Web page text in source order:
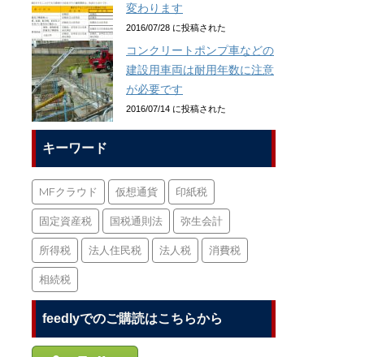
変わります
2016/07/28 に投稿された
コンクリートポンプ車などの
建設用車両は耐用年数に注意
が必要です
2016/07/14 に投稿された
キーワード
MFクラウド 仮想通貨 印紙税
固定資産税 国税通則法 弥生会計
所得税 法人住民税 法人税 消費税
相続税
feedlyでのご購読はこちらから